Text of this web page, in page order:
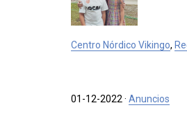
Centro Nórdico Vikingo,
01-12-2022 · Anuncios